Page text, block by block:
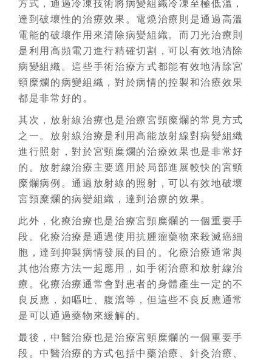
方式，通過冷凍技術將病變組織冷凍至極低溫，
達到破壞性的治療效果。電燒治療則是通過高溫
電能的破壞作用來清除病變組織。而刀光治療則
是利用高頻電刀進行精確切割，可以有效地清除
病變組織。這些手術治療方式都能有效地清除宮
頸糜爛的病變組織，對於病情的控製和治療效果
都是非常好的。
其次，放射線治療也是治療宮頸糜爛的常見方式
之一。放射線治療是利用高能放射線對病變組織
進行照射，對於宮頸糜爛的治療效果也是非常好
的。放射線治療主要適用於局部進展較快的宮頸
糜爛病例。通過放射線的照射，可以有效地破壞
宮頸糜爛的病變組織，達到治療的效果。
此外，化療治療也是治療宮頸糜爛的一個重要手
段。化療治療是通過使用抗腫瘤藥物來殺滅癌細
胞，達到抑製病情發展的目的。化療治療通常與
其他治療方法一起應用，如手術治療和放射線治
療。化療治療通常會對患者的身體產生一定的不
良反應，如嘔吐、腹瀉等，但這些不良反應通常
是可以通過藥物來緩解的。
最後，中醫治療也是治療宮頸糜爛的一個重要手
段。中醫治療的方式包括中藥治療、針灸治療、